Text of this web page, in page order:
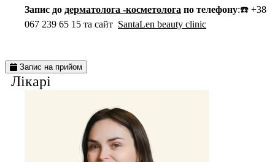
Запис до дерматолога -косметолога по телефону:☎️ +38
067 239 65 15 та сайт SantaLen beauty clinic
Запис на прийом
Лiкарi